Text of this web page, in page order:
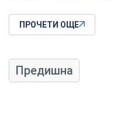
ПРОЧЕТИ ОЩЕ
Предишна